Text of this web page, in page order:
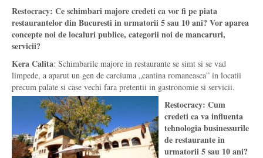
Restocracy: Ce schimbari majore credeti ca vor fi pe piata
restaurantelor din Bucuresti in urmatorii 5 sau 10 ani? Vor aparea
concepte noi de localuri publice, categorii noi de mancaruri,
servicii?
Kera Calita: Schimbarile majore in restaurante se simt si se vad
limpede, a aparut un gen de carciuma „cantina romaneasca” in locatii
precum palate si case vechi fara pretentii in gastronomie si servicii.
Restocracy: Cum
credeti ca va influenta
tehnologia businessurile
de restaurante in
urmatorii 5 sau 10 ani?